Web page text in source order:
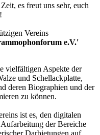
es freut uns sehr, euch
Vereins
e.V.'
vielfältigen Aspekte der
und Schellackplatte,
deren Biographien und der
zu können.
ist es, den digitalen
der Bereiche
Darbietungen auf